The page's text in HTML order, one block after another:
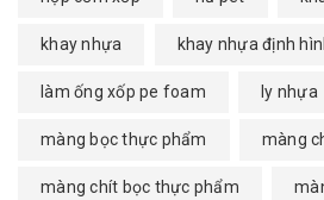
khay nhựa khay nhựa định
làm ống xốp pe foam ly nhựa
màng bọc thực phẩm màng
màng chít bọc thực phẩm